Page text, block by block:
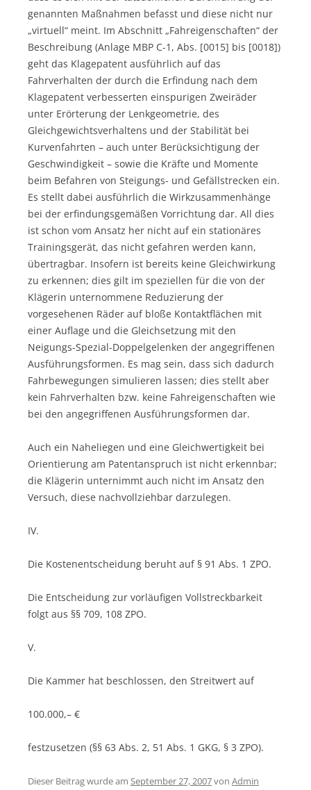
genannten Maßnahmen befasst und diese nicht nur
„virtuell“ meint. Im Abschnitt „Fahreigenschaften“ der
Beschreibung (Anlage MBP C-1, Abs. [0015] bis [0018])
geht das Klagepatent ausführlich auf das
Fahrverhalten der durch die Erfindung nach dem
Klagepatent verbesserten einspurigen Zweiräder
unter Erörterung der Lenkgeometrie, des
Gleichgewichtsverhaltens und der Stabilität bei
Kurvenfahrten – auch unter Berücksichtigung der
Geschwindigkeit – sowie die Kräfte und Momente
beim Befahren von Steigungs- und Gefällstrecken ein.
Es stellt dabei ausführlich die Wirkzusammenhänge
bei der erfindungsgemäßen Vorrichtung dar. All dies
ist schon vom Ansatz her nicht auf ein stationäres
Trainingsgerät, das nicht gefahren werden kann,
übertragbar. Insofern ist bereits keine Gleichwirkung
zu erkennen; dies gilt im speziellen für die von der
Klägerin unternommene Reduzierung der
vorgesehenen Räder auf bloße Kontaktflächen mit
einer Auflage und die Gleichsetzung mit den
Neigungs-Spezial-Doppelgelenken der angegriffenen
Ausführungsformen. Es mag sein, dass sich dadurch
Fahrbewegungen simulieren lassen; dies stellt aber
kein Fahrverhalten bzw. keine Fahreigenschaften wie
bei den angegriffenen Ausführungsformen dar.
Auch ein Naheliegen und eine Gleichwertigkeit bei
Orientierung am Patentanspruch ist nicht erkennbar;
die Klägerin unternimmt auch nicht im Ansatz den
Versuch, diese nachvollziehbar darzulegen.
IV.
Die Kostenentscheidung beruht auf § 91 Abs. 1 ZPO.
Die Entscheidung zur vorläufigen Vollstreckbarkeit
folgt aus §§ 709, 108 ZPO.
V.
Die Kammer hat beschlossen, den Streitwert auf
100.000,– €
festzusetzen (§§ 63 Abs. 2, 51 Abs. 1 GKG, § 3 ZPO).
Dieser Beitrag wurde am September 27, 2007von Admin